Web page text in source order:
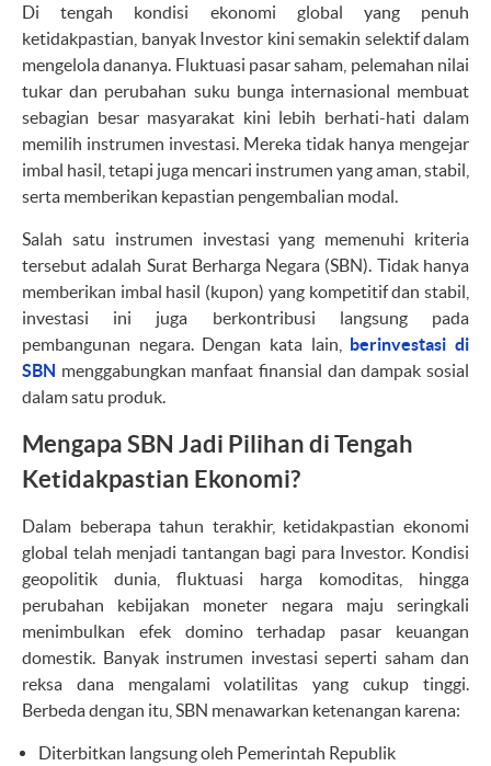
Di tengah kondisi ekonomi global yang penuh
ketidakpastian, banyak Investor kini semakin selektif dalam
mengelola dananya. Fluktuasi pasar saham, pelemahan nilai
tukar dan perubahan suku bunga internasional membuat
sebagian besar masyarakat kini lebih berhati-hati dalam
memilih instrumen investasi. Mereka tidak hanya mengejar
imbal hasil, tetapi juga mencari instrumen yang aman, stabil,
serta memberikan kepastian pengembalian modal.
Salah satu instrumen investasi yang memenuhi kriteria
tersebut adalah Surat Berharga Negara (SBN). Tidak hanya
memberikan imbal hasil (kupon) yang kompetitif dan stabil,
investasi ini juga berkontribusi langsung pada
pembangunan negara. Dengan kata lain,
berinvestasi di
SBN menggabungkan manfaat finansial dan dampak sosial
dalam satu produk.
Mengapa SBN Jadi Pilihan di Tengah
Ketidakpastian Ekonomi?
Dalam beberapa tahun terakhir, ketidakpastian ekonomi
global telah menjadi tantangan bagi para Investor. Kondisi
geopolitik dunia, fluktuasi harga komoditas, hingga
perubahan kebijakan moneter negara maju seringkali
menimbulkan efek domino terhadap pasar keuangan
domestik. Banyak instrumen investasi seperti saham dan
reksa dana mengalami volatilitas yang cukup tinggi.
Berbeda dengan itu, SBN menawarkan ketenangan karena:
Diterbitkan langsung oleh Pemerintah Republik